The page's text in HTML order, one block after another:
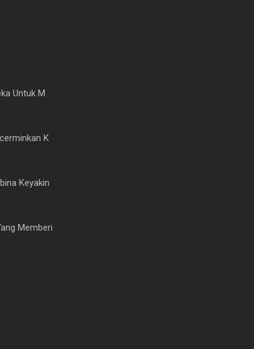
Untuk M
K
Keyakin
Memberi